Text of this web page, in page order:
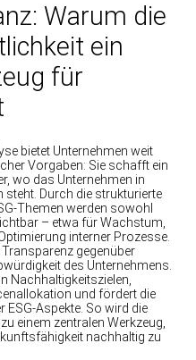
Warum die
ein
für
bietet Unternehmen weit
Vorgaben: Sie schafft ein
wo das Unternehmen in
Durch die strukturierte
Themen werden sowohl
– etwa für Wachstum,
interner Prozesse.
gegenüber
des Unternehmens.
Nachhaltigkeitszielen,
und fördert die
ESG-Aspekte. So wird die
einem zentralen Werkzeug,
nachhaltig zu